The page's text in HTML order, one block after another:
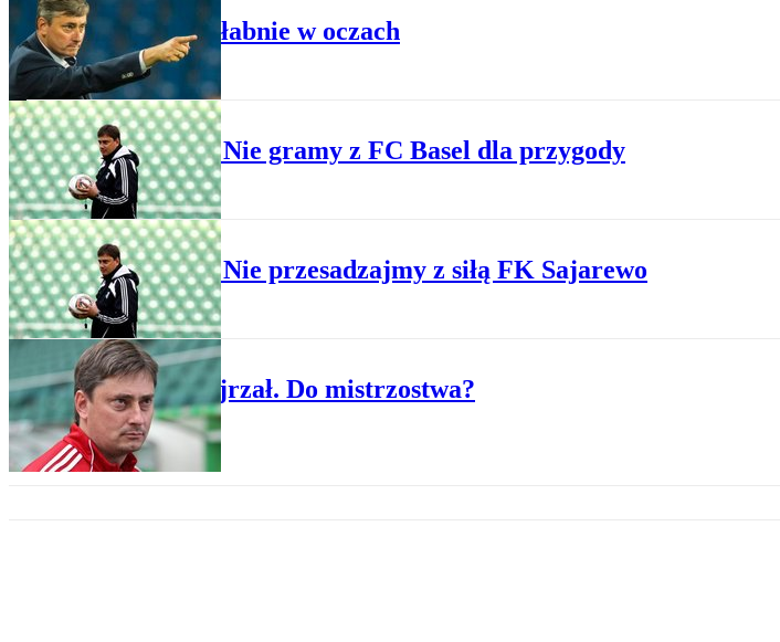
Mistrz słabnie w oczach
PIŁKA NOŻNA
Skorża: Nie gramy z FC Basel dla przygody
PIŁKA NOŻNA
Skorża: Nie przesadzajmy z siłą FK Sajarewo
PIŁKA NOŻNA
Lech dojrzał. Do mistrzostwa?